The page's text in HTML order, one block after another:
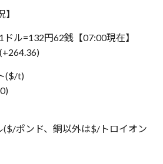
ル=132円62銭【‪‪07:00現在】
($/t)
ポンド、銅以外は$/トロイオン